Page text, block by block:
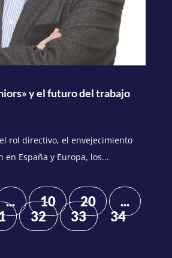
y el futuro del trabajo
rol directivo, el envejecimiento
en España y Europa, los...
... 10 20
...
32 33 34